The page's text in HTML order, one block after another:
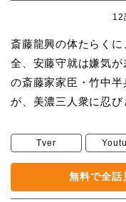
12
斎藤龍興の体たらく
全、安藤守就は嫌気
の斎藤家家臣・竹中
が、美濃三人衆に忍び
Tver
無料で全話